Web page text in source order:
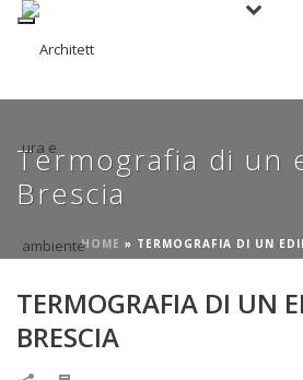
Termografia di un
Brescia
HOME » TERMOGRAFIA DI UN
TERMOGRAFIA DI UN
BRESCIA